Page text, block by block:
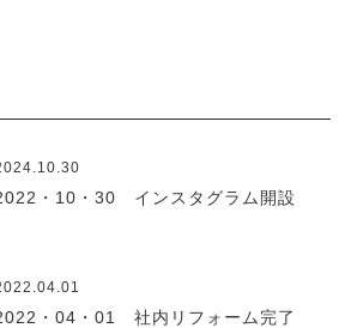
・10・30 インスタグラム開設
・04・01 社内リフォーム完了